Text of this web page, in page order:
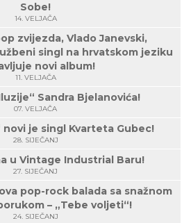
Sobe!
14. VELJAČA
zvijezda, Vlado Janevski,
singl na hrvatskom jeziku
novi album!
11. VELJAČA
Sandra Bjelanovića!
07. VELJAČA
novi je singl Kvarteta Gubec!
28. SIJEČANJ
u Vintage Industrial Baru!
27. SIJEČANJ
pop-rock balada sa snažnom
– „Tebe voljeti“!
24. SIJEČANJ